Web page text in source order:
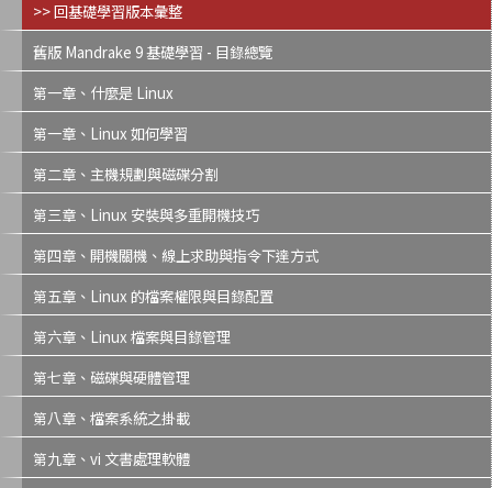
>> 回基礎學習版本彙整
舊版 Mandrake 9 基礎學習 - 目錄總覽
第一章、什麼是 Linux
第一章、Linux 如何學習
第二章、主機規劃與磁碟分割
第三章、Linux 安裝與多重開機技巧
第四章、開機關機、線上求助與指令下達方式
第五章、Linux 的檔案權限與目錄配置
第六章、Linux 檔案與目錄管理
第七章、磁碟與硬體管理
第八章、檔案系統之掛載
第九章、vi 文書處理軟體